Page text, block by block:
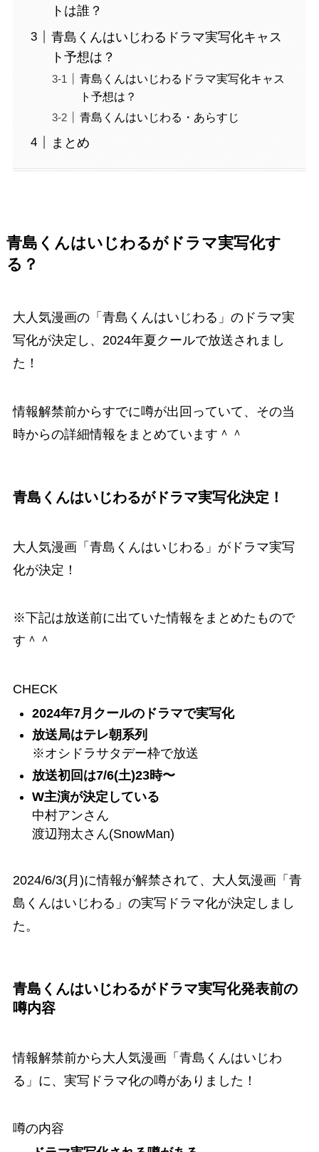
トは誰？
青島くんはいじわるドラマ実写化キャス
ト予想は？
青島くんはいじわるドラマ実写化キャス
ト予想は？
青島くんはいじわる・あらすじ
まとめ
青島くんはいじわるがドラマ実写化す
る？
大人気漫画の「青島くんはいじわる」のドラマ実
写化が決定し、2024年夏クールで放送されまし
た！
情報解禁前からすでに噂が出回っていて、その当
時からの詳細情報をまとめています＾＾
青島くんはいじわるがドラマ実写化決定！
大人気漫画「青島くんはいじわる」がドラマ実写
化が決定！
※下記は放送前に出ていた情報をまとめたもので
す＾＾
CHECK
2024年7月クールのドラマで実写化
放送局はテレ朝系列
※オシドラサタデー枠で放送
放送初回は7/6(土)23時〜
W主演が決定している
中村アンさん
渡辺翔太さん(SnowMan)
2024/6/3(月)に情報が解禁されて、大人気漫画「青
島くんはいじわる」の実写ドラマ化が決定しまし
た。
青島くんはいじわるがドラマ実写化発表前の
噂内容
情報解禁前から大人気漫画「青島くんはいじわ
る」に、実写ドラマ化の噂がありました！
噂の内容